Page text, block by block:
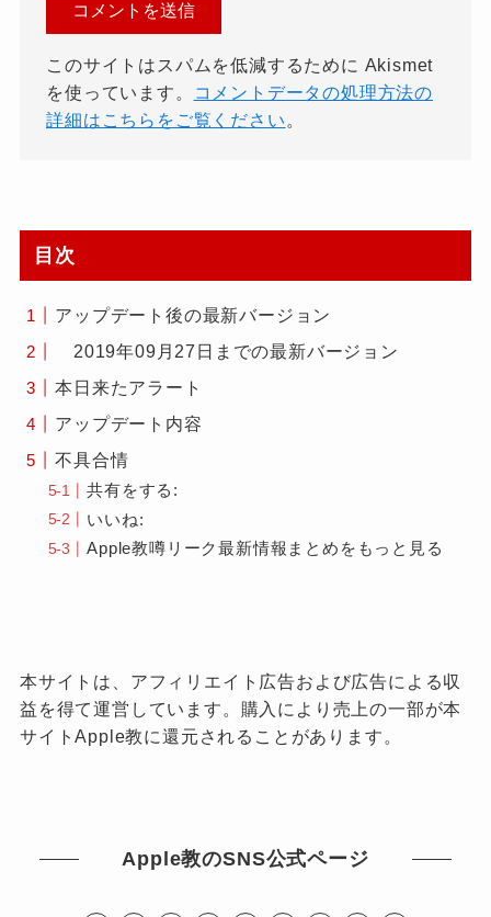
このサイトはスパムを低減するために Akismet
を使っています。
コメントデータの処理方法の
詳細はこちらをご覧ください 。
目次
アップデート後の最新バージョン
2019年09月27日までの最新バージョン
本日来たアラート
アップデート内容
不具合情
共有をする:
いいね:
Apple教噂リーク最新情報まとめをもっと見る
本サイトは、アフィリエイト広告および広告による収
益を得て運営しています。購入により売上の一部が本
サイトApple教に還元されることがあります。
Apple教のSNS公式ページ